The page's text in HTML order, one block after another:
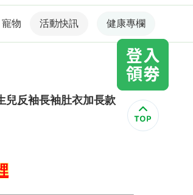
寵物 名人嚴選
活動快訊 健康專欄
兒反袖長袖肚衣加長款